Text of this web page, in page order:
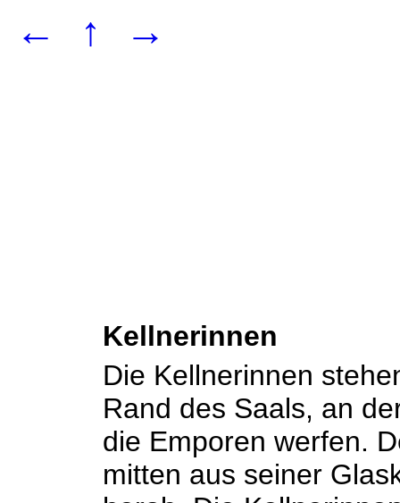
← ↑ →
Kellnerinnen
Die Kellnerinnen
Rand des Saals, an
die Emporen werfen.
mitten aus seiner